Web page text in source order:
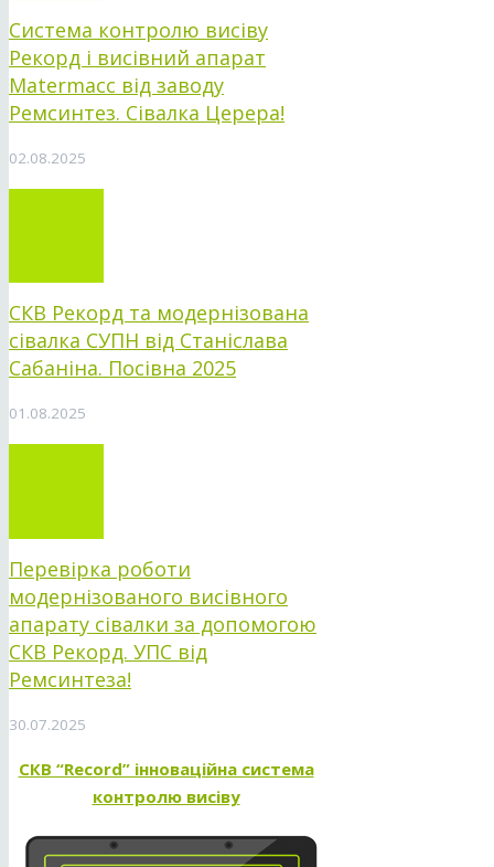
Система контролю висіву
Рекорд і висівний апарат
Matermacc від заводу
Ремсинтез. Сівалка Церера!
02.08.2025
СКВ Рекорд та модернізована
сівалка СУПН від Станіслава
Сабаніна. Посівна 2025
01.08.2025
Перевірка роботи
модернізованого висівного
апарату сівалки за допомогою
СКВ Рекорд. УПС від
Ремсинтеза!
30.07.2025
СКВ “Record” інноваційна система
контролю висіву